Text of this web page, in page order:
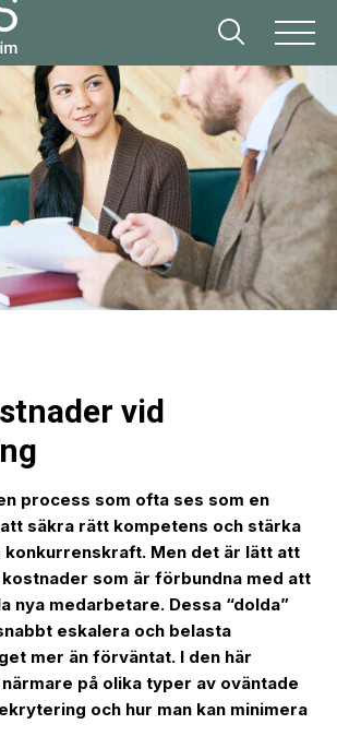
vid
process som ofta ses som en
säkra rätt kompetens och stärka
Men det är lätt att
som är förbundna med att
nya medarbetare. Dessa “dolda”
eskalera och belasta
mer än förväntat. I den här
på olika typer av oväntade
och hur man kan minimera